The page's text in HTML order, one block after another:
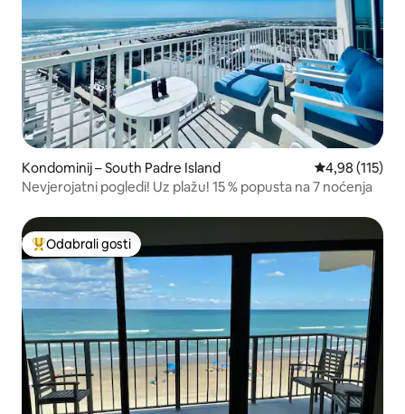
Kondominij – South Padre Island Prosječna
4,98 (115)
Nevjerojatni pogledi! Uz plažu! 15 % popusta na 7 noćenja
Među najviše rangiranima s oznakom „Odabrali gosti”
Odabrali gosti